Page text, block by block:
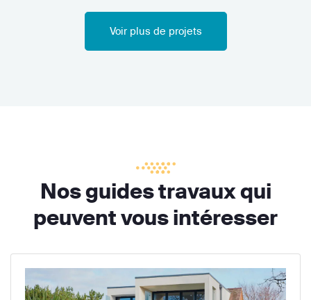
Voir plus de projets
Nos guides travaux qui
peuvent vous intéresser